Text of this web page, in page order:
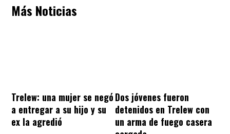
Más Noticias
Trelew: una mujer se negó
a entregar a su hijo y su
ex la agredió
Dos jóvenes fueron
detenidos en Trelew con
un arma de fuego casera